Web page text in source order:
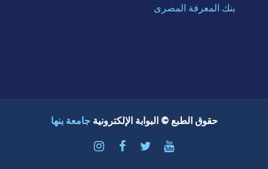
بنك المعرفة المصرى
حقوق الطبع © البوابة الإلكترونية جامعة بنها